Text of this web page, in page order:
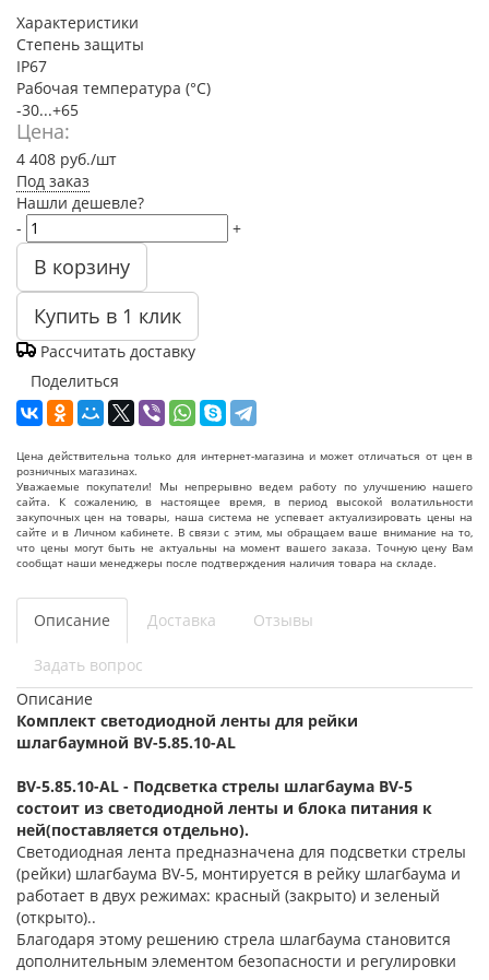
Характеристики
Степень защиты
IP67
Рабочая температура (°C)
-30...+65
Цена:
4 408 руб./шт
Под заказ
Нашли дешевле?
-
+
В корзину
Купить в 1 клик
Рассчитать доставку
Поделиться
Цена действительна только для интернет-магазина и может отличаться от цен в
розничных магазинах.
Уважаемые покупатели! Мы непрерывно ведем работу по улучшению нашего
сайта. К сожалению, в настоящее время, в период высокой волатильности
закупочных цен на товары, наша система не успевает актуализировать цены на
сайте и в Личном кабинете. В связи с этим, мы обращаем ваше внимание на то,
что цены могут быть не актуальны на момент вашего заказа. Точную цену Вам
сообщат наши менеджеры после подтверждения наличия товара на складе.
Описание Доставка Отзывы
Задать вопрос
Описание
Комплект светодиодной ленты для рейки
шлагбаумной BV-5.85.10-AL
BV-5.85.10-AL - Подсветка стрелы шлагбаума BV-5
состоит из светодиодной ленты и блока питания к
ней(поставляется отдельно).
Светодиодная лента предназначена для подсветки стрелы
(рейки) шлагбаума BV-5, монтируется в рейку шлагбаума и
работает в двух режимах: красный (закрыто) и зеленый
(открыто)..
Благодаря этому решению стрела шлагбаума становится
дополнительным элементом безопасности и регулировки